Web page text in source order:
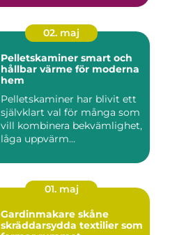
02. maj
Pelletskaminer smart och
hållbar värme för moderna
hem
Pelletskaminer har blivit ett
självklart val för många som
vill kombinera bekvämlighet,
låga uppvärm...
01. maj
Gardinmakare skåne
skräddarsydda textilier som